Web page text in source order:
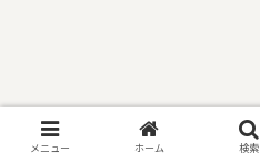
メニュー ホーム 検索